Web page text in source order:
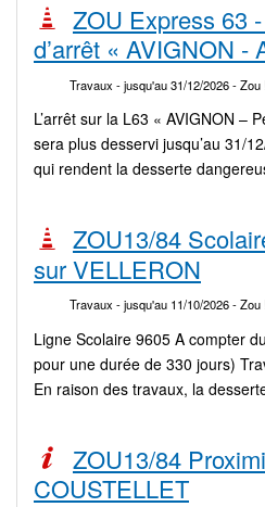
ZOU Express 63
d’arrêt « AVIGNON -
Travaux - jusqu'au 31/12/2026- Zou
L’arrêt sur la L63 « AVIGNON –
sera plus desservi jusqu’au 31/
qui rendent la desserte
ZOU13/84
sur VELLERON
Travaux - jusqu'au 11/10/2026- Zou
Ligne Scolaire 9605 A compter
pour une durée de 330 jours)
En raison des travaux, la
ZOU13/84
COUSTELLET